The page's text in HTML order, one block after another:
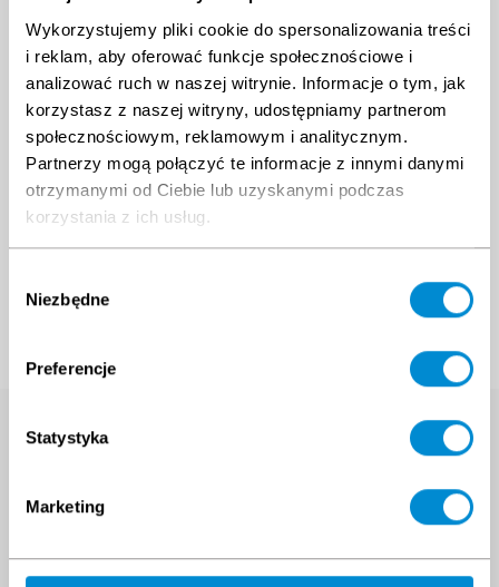
Wykorzystujemy pliki cookie do spersonalizowania treści
i reklam, aby oferować funkcje społecznościowe i
analizować ruch w naszej witrynie. Informacje o tym, jak
korzystasz z naszej witryny, udostępniamy partnerom
społecznościowym, reklamowym i analitycznym.
Partnerzy mogą połączyć te informacje z innymi danymi
otrzymanymi od Ciebie lub uzyskanymi podczas
korzystania z ich usług.
zgody
Niezbędne
Preferencje
Statystyka
Marketing
Search course
interested in